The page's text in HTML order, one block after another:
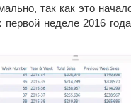
так как это
неделе 2016